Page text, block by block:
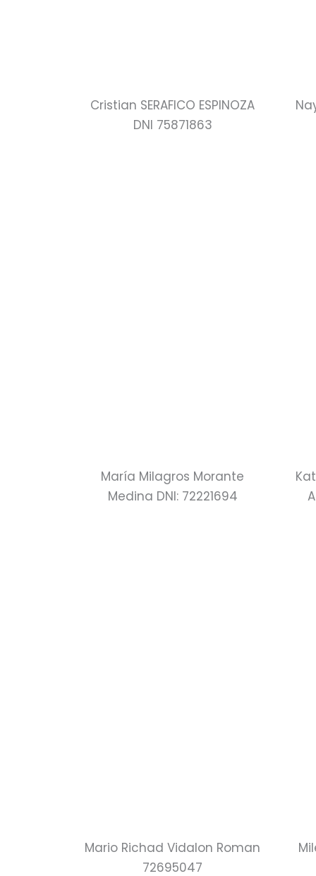
Cristian SERAFICO ESPINOZA
DNI 75871863
María Milagros Morante
Medina DNI: 72221694
Mario Richad Vidalon Roman
72695047